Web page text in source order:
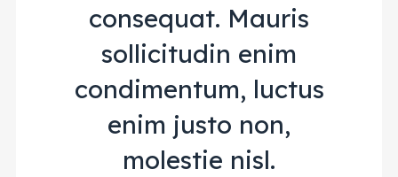
consequat. Mauris
sollicitudin enim
condimentum, luctus
enim justo non,
molestie nisl.